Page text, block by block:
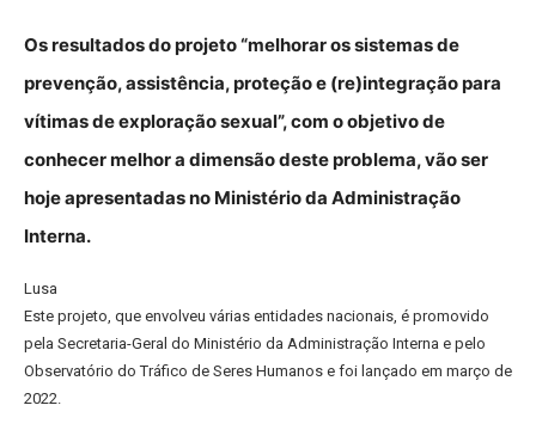
Os resultados do projeto “melhorar os sistemas de
prevenção, assistência, proteção e (re)integração para
vítimas de exploração sexual”, com o objetivo de
conhecer melhor a dimensão deste problema, vão ser
hoje apresentadas no Ministério da Administração
Interna.
Lusa
Este projeto, que envolveu várias entidades nacionais, é promovido
pela Secretaria-Geral do Ministério da Administração Interna e pelo
Observatório do Tráfico de Seres Humanos e foi lançado em março de
2022.